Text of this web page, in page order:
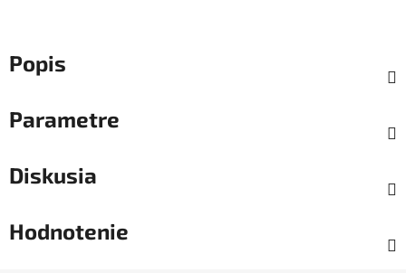
Popis
Parametre
Diskusia
Hodnotenie